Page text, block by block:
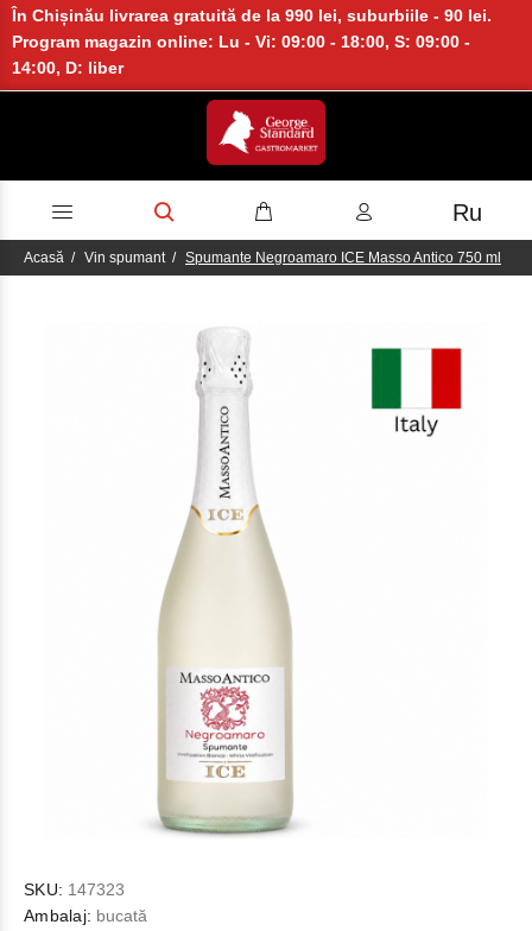
În Chișinău livrarea gratuită de la 990 lei, suburbiile - 90 lei.
Program magazin online: Lu - Vi: 09:00 - 18:00, S: 09:00 -
14:00, D: liber
Ru
Acasă Vin spumant Spumante Negroamaro ICE Masso Antico 750 ml
SKU: 147323
Ambalaj: bucată